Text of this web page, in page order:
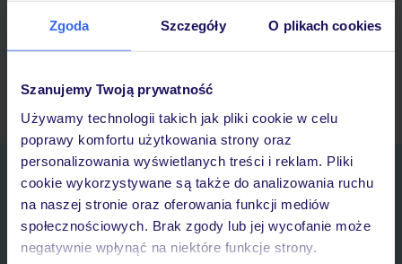
Zgoda Szczegóły O plikach cookies
Szanujemy Twoją prywatność
Używamy technologii takich jak pliki cookie w celu
poprawy komfortu użytkowania strony oraz
personalizowania wyświetlanych treści i reklam. Pliki
cookie wykorzystywane są także do analizowania ruchu
na naszej stronie oraz oferowania funkcji mediów
społecznościowych. Brak zgody lub jej wycofanie może
negatywnie wpłynąć na niektóre funkcje strony.
Historia wyszukiwań i ostatnio oglądanych ofert
Kontakt z TUI i wszystkie informacje o Twojej rezerwacji w
Zapisz się do newslettera
E-MAIL*